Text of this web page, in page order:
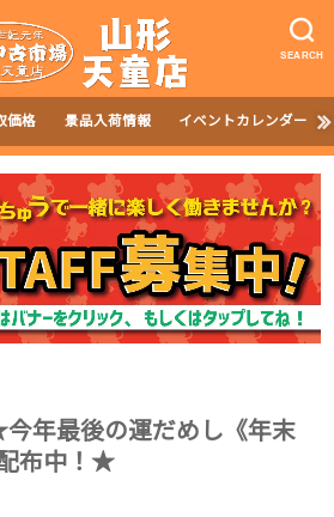
SEARCH
価格 景品入荷情報 イベントカレンダー
今年最後の運だめし《年末
布中！★